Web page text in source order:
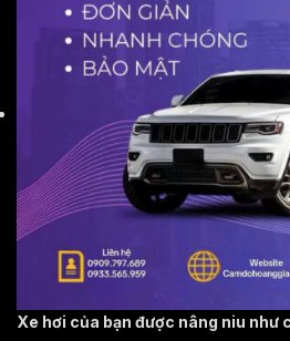
Xe hơi của bạn được nâng niu như